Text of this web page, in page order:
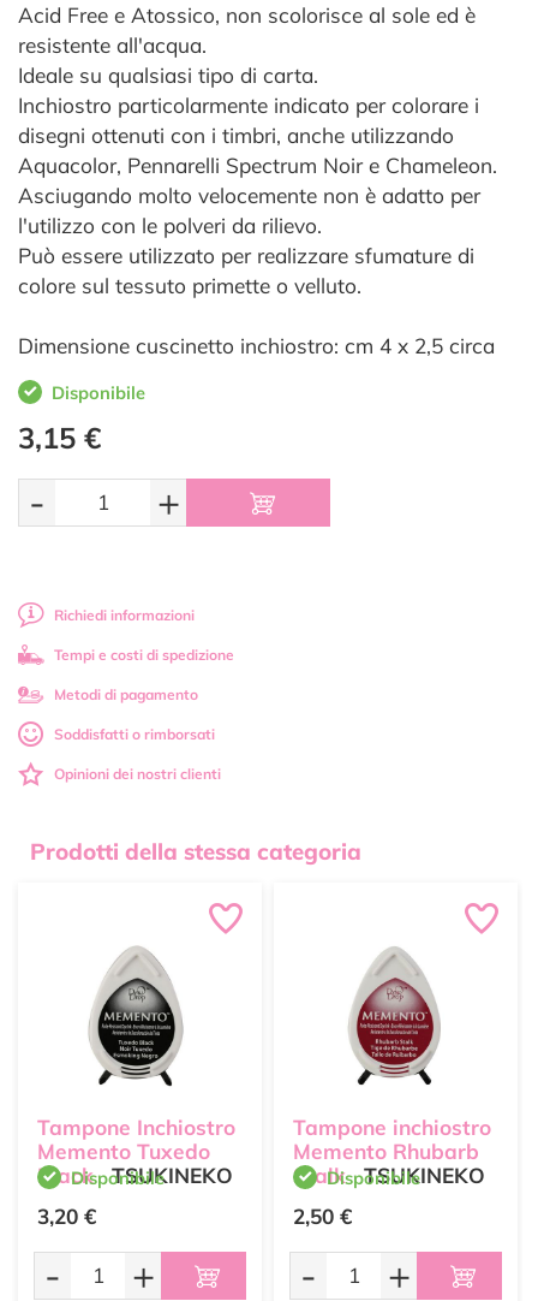
Acid Free e Atossico, non scolorisce al sole ed è
resistente all'acqua.
Ideale su qualsiasi tipo di carta.
Inchiostro particolarmente indicato per colorare i
disegni ottenuti con i timbri, anche utilizzando
Aquacolor, Pennarelli Spectrum Noir e Chameleon.
Asciugando molto velocemente non è adatto per
l'utilizzo con le polveri da rilievo.
Può essere utilizzato per realizzare sfumature di
colore sul tessuto primette o velluto.
Dimensione cuscinetto inchiostro: cm 4 x 2,5 circa
Disponibile
3,15 €
- +
Richiedi informazioni
Tempi e costi di spedizione
Metodi di pagamento
Soddisfatti o rimborsati
Opinioni dei nostri clienti
Prodotti della stessa categoria
Tampone Inchiostro
Memento Tuxedo
Black TSUKINEKO
Disponibile
3,20 €
- +
Tampone inchiostro
Memento Rhubarb
Stalk TSUKINEKO
Disponibile
2,50 €
- +